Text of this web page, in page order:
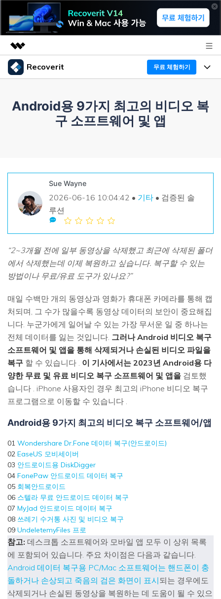
주요 제품
유틸리티
비즈니스
도움말 센터
Recoverit 무료 체험하기
Recoverit - Windows 버전
Recoverit - Mac 버전
무료 체험
리커버릿 무료 버전
분실/삭제된 데이터 무료 복구
무료 체험
기타 프로그램
Repairit - 데이터 복구
문서 복구하기
디바이스 복구하기
리커버릿 모든 기능 확인하기
외장 저장장치 복구
삭제된 파일 복구
손상된 파일 복구
기타
더 많은 솔루션 찾기
리커버릿 개요
드라이브에서 복구
삭제된 미디어 복구
복구 솔루션
데이터 손실 시나리오
모든 기능 확인하기
가이드
다운로드 로그인
search
Android용 9가지 최고의 비디오 복
구 소프트웨어 및 앱
Sue Wayne
2026-06-16 10:04:42 • 기타• 검증된 솔
루션
“2~3개월 전에 일부 동영상을 삭제했고 최근에 삭제된 폴더
에서 삭제했는데 이제 복원하고 싶습니다. 복구할 수 있는
방법이나 무료/유료 도구가 있나요?”
매일 수백만 개의 동영상과 영화가 휴대폰 카메라를 통해 캡
처되며, 그 수가 많을수록 동영상 데이터의 보안이 중요해집
니다. 누군가에게 일어날 수 있는 가장 무서운 일 중 하나는
전체 데이터를 잃는 것입니다. 그러나 Android 비디오 복구
소프트웨어 및 앱을 통해 삭제되거나 손실된 비디오 파일을
복구 할 수 있습니다 . 이 기사에서는 2023년 Android용 다
양한 무료 및 유료 비디오 복구 소프트웨어 및 앱을 검토했
습니다 . iPhone 사용자인 경우 최고의 iPhone 비디오 복구
프로그램으로 이동할 수 있습니다 .
Android용 9가지 최고의 비디오 복구 소프트웨어/앱
01 Wondershare Dr.Fone 데이터 복구(안드로이드)
02 EaseUS 모비세이버
03 안드로이드용 DiskDigger
04 FonePaw 안드로이드 데이터 복구
05 회복안드로이드
06 스텔라 무료 안드로이드 데이터 복구
07 MyJad 안드로이드 데이터 복구
08 쓰레기 수거통 사진 및 비디오 복구
09 UndeletemyFiles 프로
참고: 데스크톱 소프트웨어와 모바일 앱 모두 이 상위 목록
에 포함되어 있습니다. 주요 차이점은 다음과 같습니다.
Android 데이터 복구용 PC/Mac 소프트웨어는 핸드폰이 충
돌하거나 손상되고 죽음의 검은 화면이 표시되는 경우에도
삭제되거나 손실된 동영상을 복원하는 데 도움이 될 수 있으